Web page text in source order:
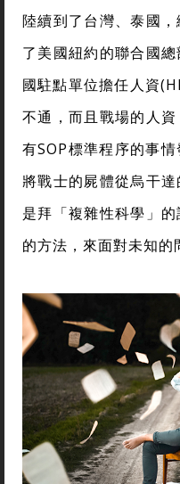
陸續到了台灣、泰國
了美國紐約的聯合國
國駐點單位擔任人資
不通，而且戰場的人
有SOP標準程序的事
將戰士的屍體從烏干
是拜「複雜性科學」
的方法，來面對未知的